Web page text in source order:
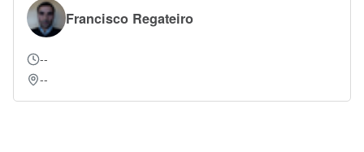
Francisco Regateiro
--
--